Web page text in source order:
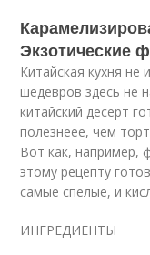
Экзотические
Китайская кухня не
шедевров здесь не
китайский десерт
полезнеее, чем
Вот как, например,
этому рецепту
самые спелые, и
ИНГРЕДИЕНТЫ